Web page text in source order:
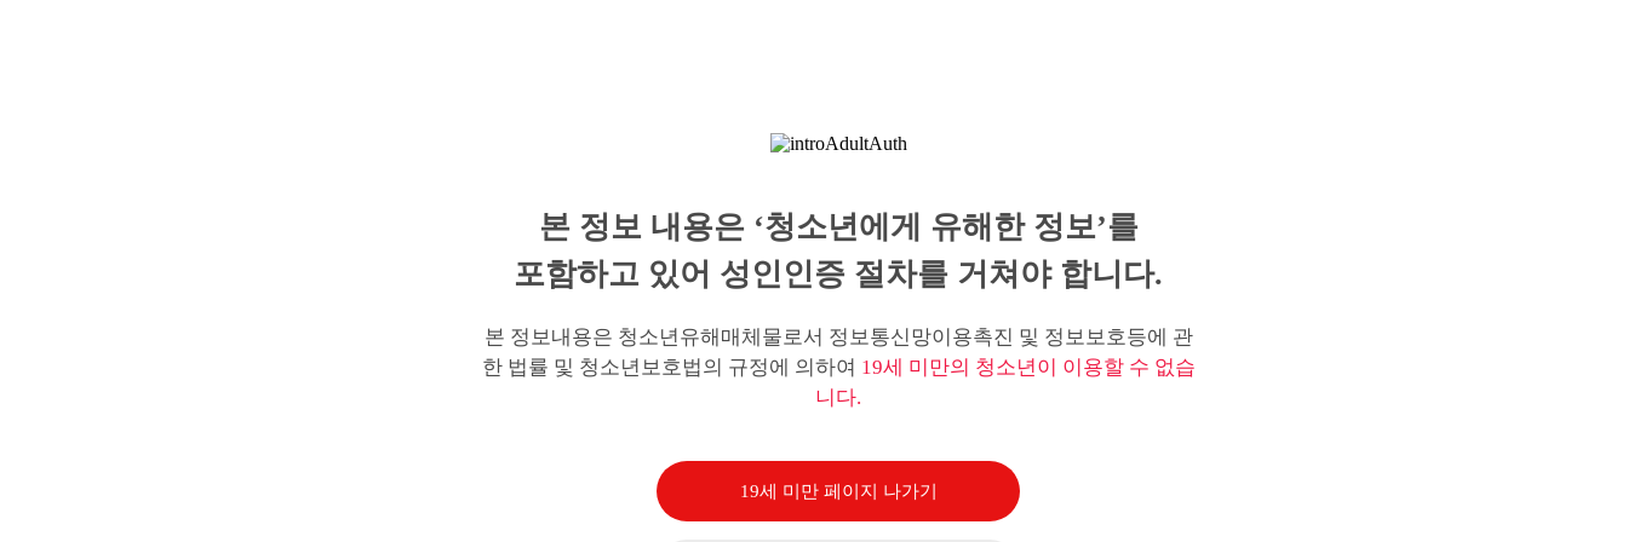
본 정보 내용은 ‘청소년에게 유해한 정보’를
포함하고 있어 성인인증 절차를 거쳐야 합니다.
본 정보내용은 청소년유해매체물로서 정보통신망이용촉진 및 정보보호등에 관
한 법률 및 청소년보호법의 규정에 의하여 19세 미만의 청소년이 이용할 수 없습
니다.
19세 미만 페이지 나가기